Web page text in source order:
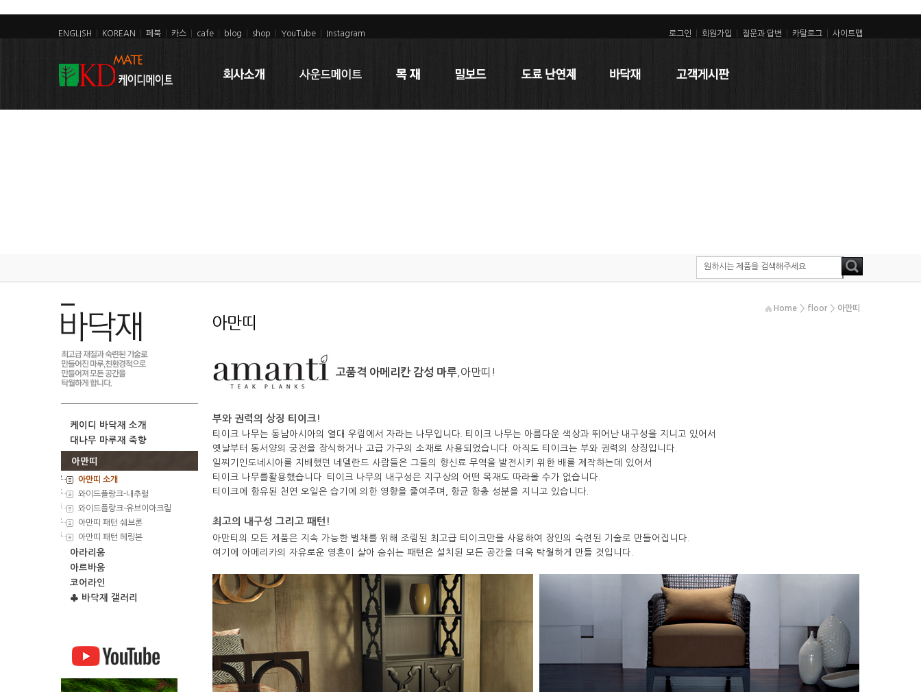
ENGLISH KOREAN 페북 카스 cafe blog shop YouTube Instagram 로그인 회원가입 질문과 답변 카탈로그 사이트맵
케이디 바닥재 소개
대나무 마루재 죽향
아만띠
아만띠 소개
와이드플랑크-내추럴
와이드플랑크-유브이아크릴
아만띠 패턴 쉐브론
아만띠 패턴 헤링본
아라리움
아르바움
코어라인
♣ 바닥재 갤러리
아만띠
Home > floor > 아만띠
고품격 아메리칸 감성 마루 ,아만띠!
부와 권력의 상징 티이크!
티이크 나무는 동남아시아의 열대 우림에서 자라는 나무입니다. 티이크 나무는 아름다운 색상과 뛰어난 내구성을 지니고 있어서
옛날부터 동서양의 궁전을 장식하거나 고급 가구의 소재로 사용되었습니다. 아직도 티이크는 부와 권력의 상징입니다.
일찌기인도네시아를 지배했던 네델란드 사람들은 그들의 향신료 무역을 발전시키 위한 배를 제작하는데 있어서
티이크 나무를활용했습니다. 티이크 나무의 내구성은 지구상의 어떤 목재도 따라올 수가 없습니다.
티이크에 함유된 천연 오일은 습기에 의한 영향을 줄여주며, 항균 항충 성분을 지니고 있습니다.
최고의 내구성 그리고 패턴!
아만티의 모든 제품은 지속 가능한 벌채를 위해 조림된 최고급 티이크만을 사용하여 장인의 숙련된 기술로 만들어집니다.
여기에 아메리카의 자유로운 영혼이 살아 숨쉬는 패턴은 설치된 모든 공간을 더욱 탁월하게 만들 것입니다.